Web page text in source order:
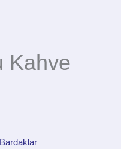
Kahve
Bardaklar